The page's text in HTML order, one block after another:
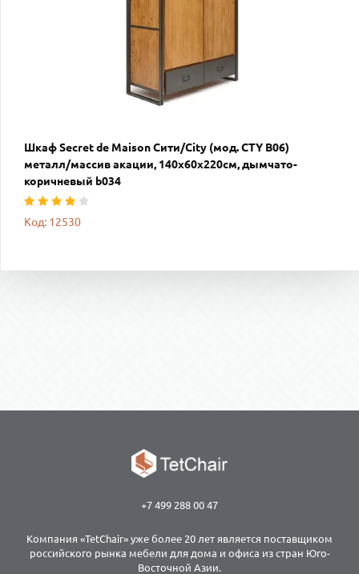
Шкаф Secret de Maison Сити/City (мод. CTY B06)
металл/массив акации, 140х60х220см, дымчато-
коричневый b034
Код: 12530
+7 499 288 00 47
Компания «TetChair» уже более 20 лет является поставщиком
российского рынка мебели для дома и офиса из стран Юго-
Восточной Азии.